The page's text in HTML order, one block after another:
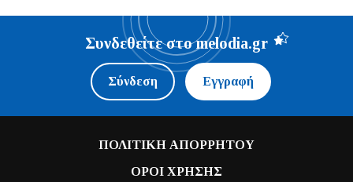
Συνδεθείτε στο melodia.gr
Σύνδεση Εγγραφή
ΠΟΛΙΤΙΚΗ ΑΠΟΡΡΗΤΟΥ
ΟΡΟΙ ΧΡΗΣΗΣ